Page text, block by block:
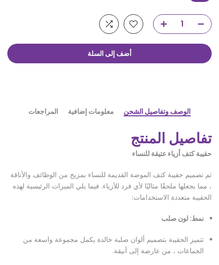
أضف إلى السلة
الوصف وتفاصيل الشحن معلومات إضافية المراجعات
تفاصيل المنتج
حقيبة كتف أزياء عتيقة للنساء
تم تصميم حقيبة كتف الموضة القديمة للنساء بمزيج من الوظائف والأناقة
، مما يجعلها ملحقًا مثاليًا لأي فرد للأزياء. فيما يلي الميزات الرئيسية لهذه
الحقيبة متعددة الاستخدامات:
نمط: لون صلب
تتميز الحقيبة بتصميم ألوان صلبة خالدة يكمل مجموعة واسعة من
الجماعات ، من عارضة إلى أنيقة.